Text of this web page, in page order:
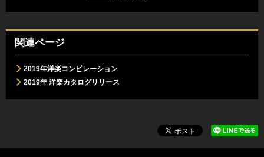
関連ページ
2019年洋楽コンピレーション
2019年 洋楽カタログリリース